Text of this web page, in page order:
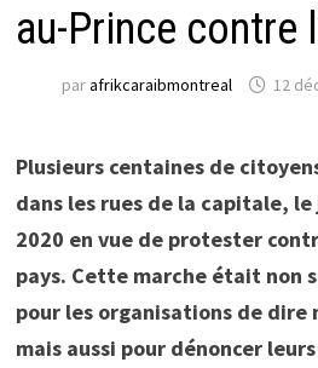
au-Prince contre
parafrikcaraibmontreal 12
Plusieurs centaines de
dans les rues de la capitale,
2020 en vue de protester
pays. Cette marche était non
pour les organisations de dire
mais aussi pour dénoncer